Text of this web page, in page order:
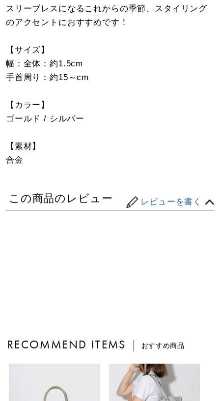
スリーブレスになるこれからの季節、スタイリング
のアクセントにおすすめです！
【サイズ】
幅：全体：約1.5cm
手首周り：約15～cm
【カラー】
ゴールド / シルバー
【素材】
合金
この商品のレビュー レビューを書く
RECOMMEND ITEMS おすすめ商品